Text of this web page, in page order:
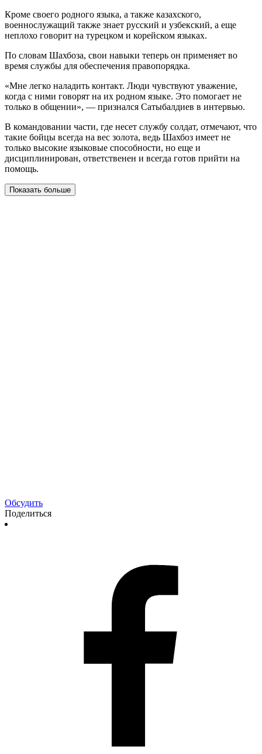
Кроме своего родного языка, а также казахского,
военнослужащий также знает русский и узбекский, а еще
неплохо говорит на турецком и корейском языках.
По словам Шахбоза, свои навыки теперь он применяет во
время службы для обеспечения правопорядка.
«Мне легко наладить контакт. Люди чувствуют уважение,
когда с ними говорят на их родном языке. Это помогает не
только в общении», — признался Сатыбалдиев в интервью.
В командовании части, где несет службу солдат, отмечают, что
такие бойцы всегда на вес золота, ведь Шахбоз имеет не
только высокие языковые способности, но еще и
дисциплинирован, ответственен и всегда готов прийти на
помощь.
Показать больше
Обсудить
Поделиться